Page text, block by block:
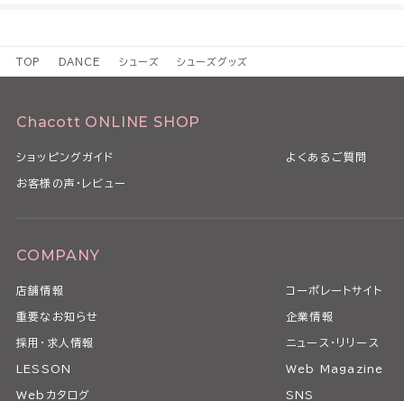
TOP DANCE シューズ シューズグッズ
Chacott ONLINE SHOP
ショッピングガイド よくあるご質問
お客様の声・レビュー
COMPANY
店舗情報 コーポレートサイト
重要なお知らせ 企業情報
採用・求人情報 ニュース・リリース
LESSON Web Magazine
Webカタログ SNS